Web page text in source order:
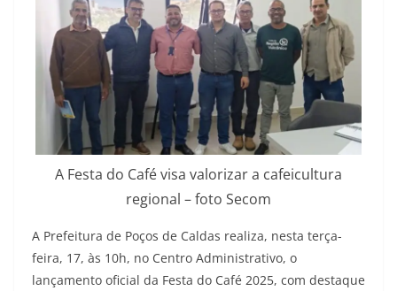
A Festa do Café visa valorizar a cafeicultura
regional – foto Secom
A Prefeitura de Poços de Caldas realiza, nesta terça-
feira, 17, às 10h, no Centro Administrativo, o
lançamento oficial da Festa do Café 2025, com destaque